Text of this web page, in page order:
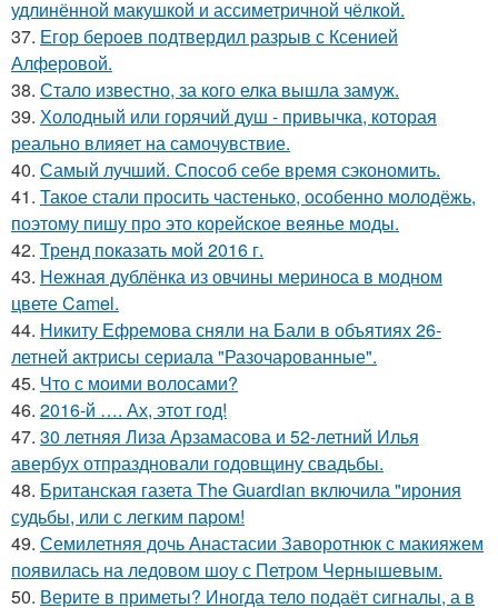
удлинённой макушкой и ассиметричной чёлкой.
37. Егор бероев подтвердил разрыв с Ксенией
Алферовой.
38. Стало известно, за кого елка вышла замуж.
39. Холодный или горячий душ - привычка, которая
реально влияет на самочувствие.
40. Самый лучший. Способ себе время сэкономить.
41. Такое стали просить частенько, особенно молодёжь,
поэтому пишу про это корейское веянье моды.
42. Тренд показать мой 2016 г.
43. Нежная дублёнка из овчины мериноса в модном
цвете Camel.
44. Никиту Ефремова сняли на Бали в объятиях 26-
летней актрисы сериала "Разочарованные".
45. Что с моими волосами?
46. 2016-й …. Ах, этот год!
47. 30 летняя Лиза Арзамасова и 52-летний Илья
авербух отпраздновали годовщину свадьбы.
48. Британская газета The Guardian включила "ирония
судьбы, или с легким паром!
49. Семилетняя дочь Анастасии Заворотнюк с макияжем
появилась на ледовом шоу с Петром Чернышевым.
50. Верите в приметы? Иногда тело подаёт сигналы, а в